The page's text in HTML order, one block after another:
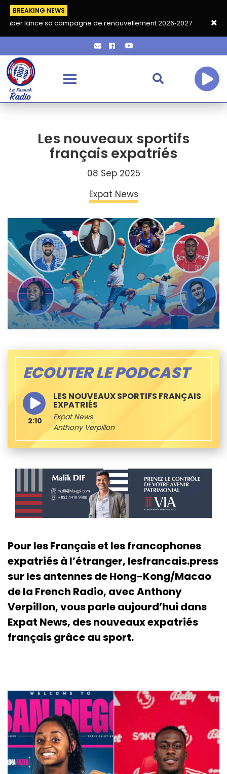
BREAKING NEWS
sa campagne de renouvellement 2026‑2027 Grand café de
Les nouveaux sportifs
français expatriés
08 Sep 2025
Expat News
ECOUTER LE PODCAST
LES NOUVEAUX SPORTIFS FRANÇAIS
EXPATRIÉS
Expat News
Anthony Verpillon
2:10
Pour les Français et les francophones
expatriés à l’étranger, lesfrancais.press
sur les antennes de Hong-Kong/Macao
de la French Radio, avec Anthony
Verpillon, vous parle aujourd’hui dans
Expat News, des nouveaux expatriés
français grâce au sport.